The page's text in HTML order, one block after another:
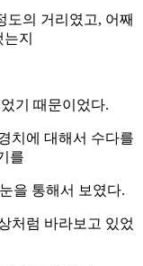
도의 거리였고, 어째
지
기 때문이었다.
치에 대해서 수다를
를
을 통해서 보였다.
처럼 바라보고 있었